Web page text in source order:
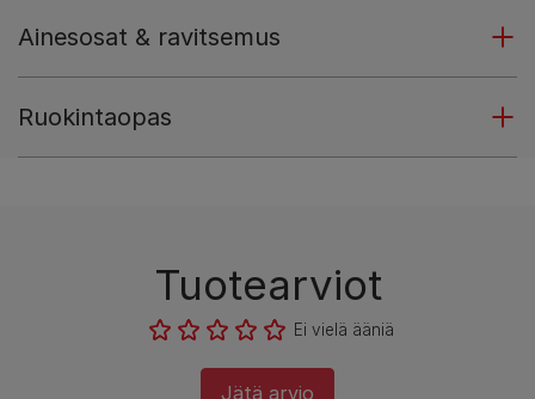
Ainesosat & ravitsemus
Ruokintaopas
Tuotearviot
Ei vielä ääniä
Jätä arvio